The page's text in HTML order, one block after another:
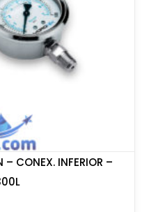
– CONEX. INFERIOR –